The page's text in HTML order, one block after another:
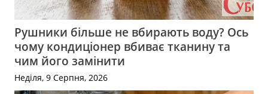
Рушники більше не вбирають воду? Ось
чому кондиціонер вбиває тканину та
чим його замінити
Неділя, 9 Серпня, 2026